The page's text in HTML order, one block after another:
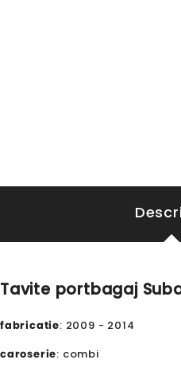
Tavite portbagaj
fabricatie: 2009 - 2014
caroserie: combi